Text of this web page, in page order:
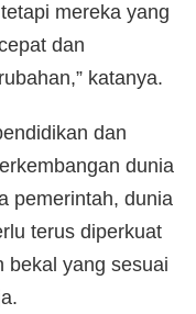
mereka yang
dan
katanya.
dan
dunia
pemerintah, dunia
terus diperkuat
bekal yang sesuai